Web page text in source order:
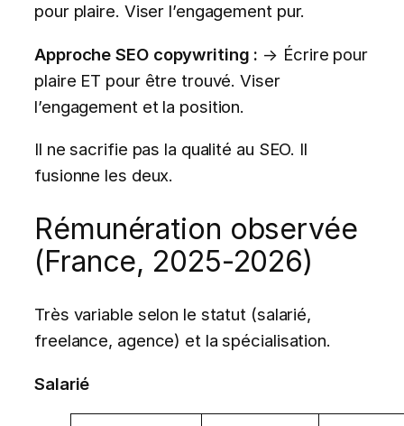
pour plaire. Viser l’engagement pur.
Approche SEO copywriting : → Écrire pour
plaire ET pour être trouvé. Viser
l’engagement et la position.
Il ne sacrifie pas la qualité au SEO. Il
fusionne les deux.
Rémunération observée
(France, 2025-2026)
Très variable selon le statut (salarié,
freelance, agence) et la spécialisation.
Salarié